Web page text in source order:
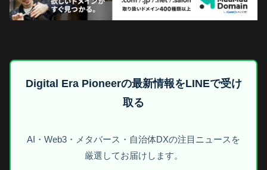
Digital Era Pioneerの最新情報をLINEで受け
取る
AI・Web3・メタバース・自治体DXの注目ニュースを
厳選してお届けします。